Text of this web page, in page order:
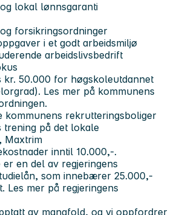
lokal lønnsgaranti
forsikringsordninger
i et godt arbeidsmiljø
arbeidslivsbedrift
kr. 50.000 for høgskoleutdannet
Les mer på kommunens
kommunens rekrutteringsboliger
trening på det lokale
Maxtrim
inntil 10.000,-.
en del av regjeringens
som innebærer 25.000,-
Les mer på regjeringens
av mangfold, og vi oppfordrer